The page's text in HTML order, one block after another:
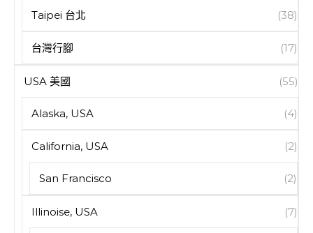
Taipei 台北 (38)
台灣行腳 (17)
USA 美國 (55)
Alaska, USA (4)
California, USA (2)
San Francisco (2)
Illinoise, USA (7)